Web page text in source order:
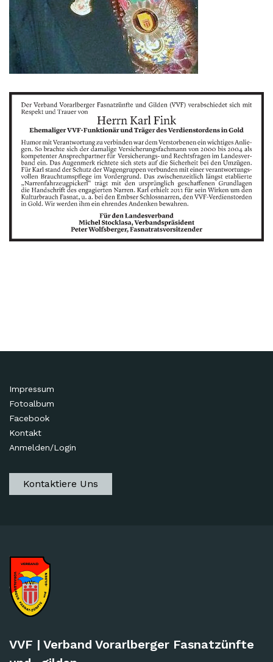
Impressum
Fotoalbum
Facebook
Kontakt
Anmelden/Login
Kontaktiere Uns
VVF | Verband Vorarlberger Fasnatzünfte